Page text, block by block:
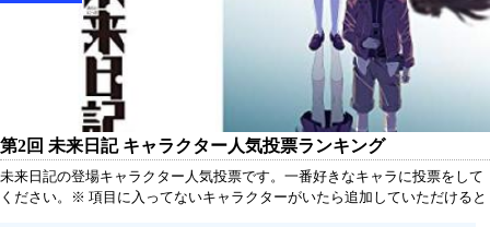
第2回 未来日記 キャラクター人気投票ランキング
未来日記の登場キャラクター人気投票です。一番好きなキャラに投票をして
ください。※ 項目に入ってないキャラクターがいたら追加していただけると